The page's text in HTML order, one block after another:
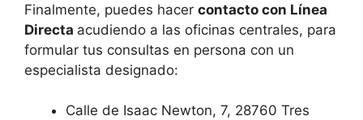
Finalmente, puedes hacer contacto con Línea
Directa acudiendo a las oficinas centrales, para
formular tus consultas en persona con un
especialista designado:
Calle de Isaac Newton, 7, 28760 Tres